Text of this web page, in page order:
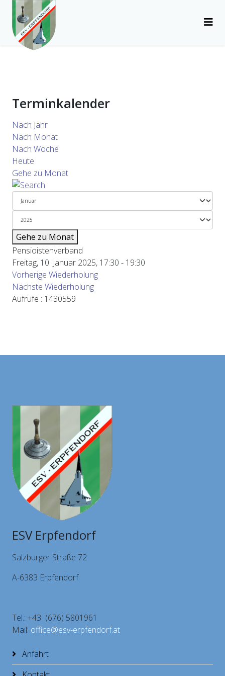
Terminkalender
Nach Jahr
Nach Monat
Nach Woche
Heute
Gehe zu Monat
Gehe zu Monat
Pensioistenverband
Freitag, 10. Januar 2025, 17:30 - 19:30
Vorherige Wiederholung
Nächste Wiederholung
Aufrufe : 1430559
ESV Erpfendorf
Salzburger Straße 72
A-6383 Erpfendorf
Tel.: +43 (676) 5801961
Mail: office@esv-erpfendorf.at
Anfahrt